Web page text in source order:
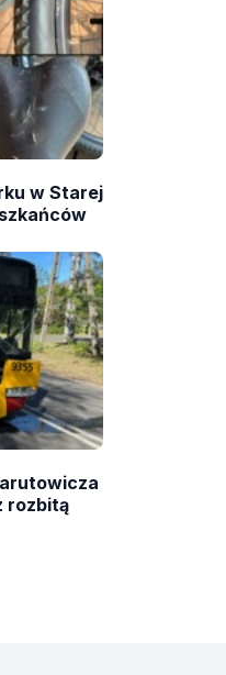
w Starej
rozbitą